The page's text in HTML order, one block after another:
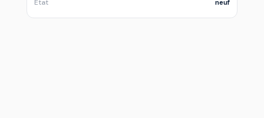
Etat
neuf